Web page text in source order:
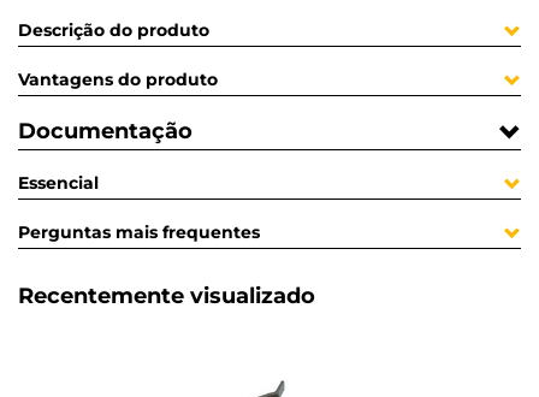
Descrição do produto
Vantagens do produto
Documentação
Essencial
Perguntas mais frequentes
Recentemente visualizado